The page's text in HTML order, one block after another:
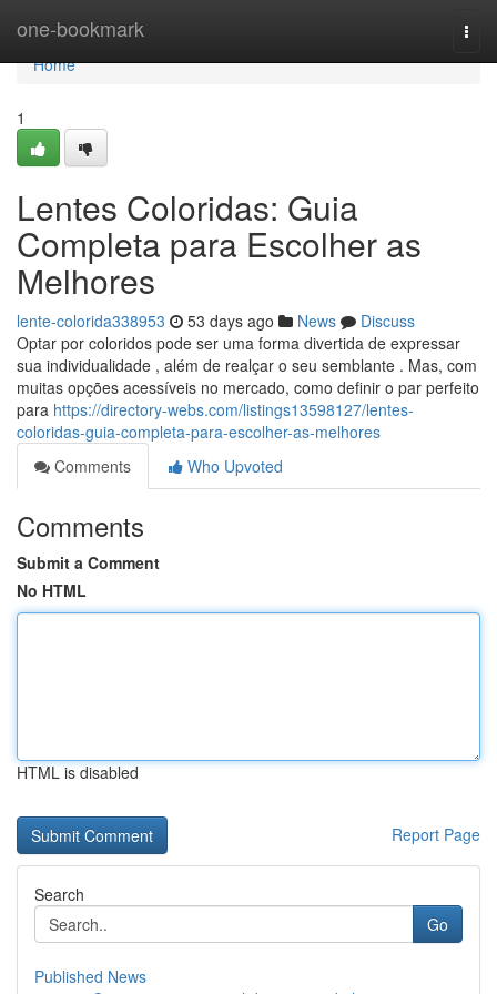
one-bookmark
Home
Home
1
Lentes Coloridas: Guia
Completa para Escolher as
Melhores
lente-colorida338953 53 days ago News
Discuss
Optar por coloridos pode ser uma forma divertida de expressar
sua individualidade , além de realçar o seu semblante . Mas, com
muitas opções acessíveis no mercado, como definir o par perfeito
para https://directory-webs.com/listings13598127/lentes-
coloridas-guia-completa-para-escolher-as-melhores
Comments
Who Upvoted
Comments
Submit a Comment
No HTML
HTML is disabled
Report Page
Search
Go
Published News